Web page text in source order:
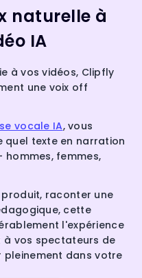
naturelle à
IA
à vos vidéos, Clipfly
une voix off
vocale IA, vous
texte en narration
hommes, femmes,
raconter une
cette
l'expérience
à vos spectateurs de
dans votre